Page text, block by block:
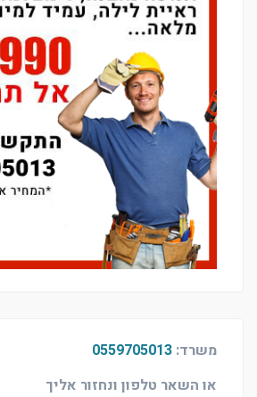
משרד: 0559705013
או השאר טלפון ונחזור אליך